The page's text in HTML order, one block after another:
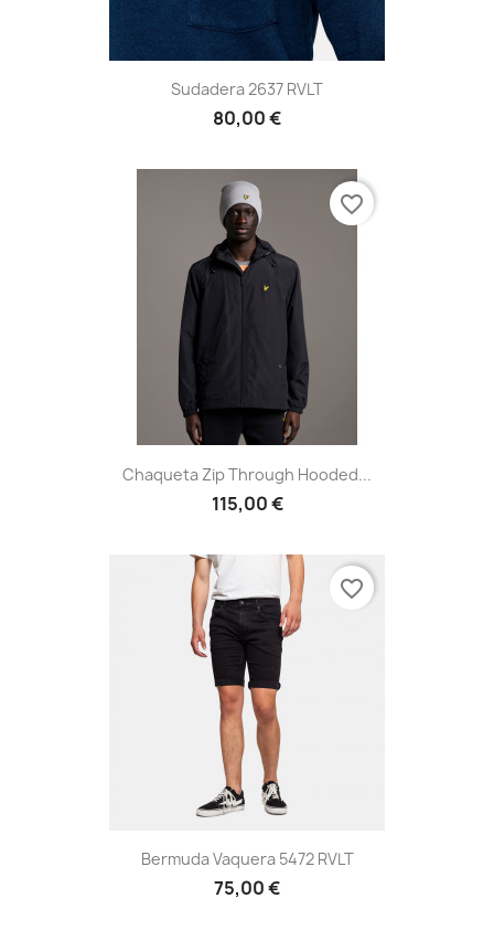
Sudadera 2637 RVLT
80,00 €
Chaqueta Zip Through Hooded...
115,00 €
favorite_border
Bermuda Vaquera 5472 RVLT
75,00 €
favorite_border